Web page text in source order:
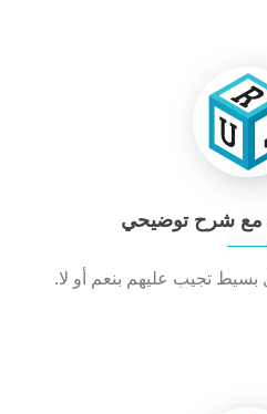
مع شرح توضيحي